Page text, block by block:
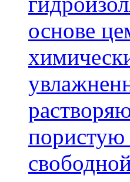
основе
пористую